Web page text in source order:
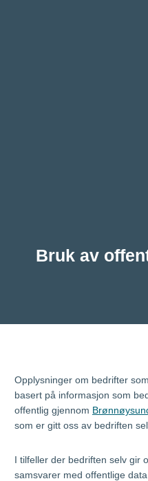
Bruk av
Opplysninger om bedrifter
basert på informasjon som
offentlig gjennom
som er gitt oss av bedriften
I tilfeller der bedriften selv gir
samsvarer med offentlige